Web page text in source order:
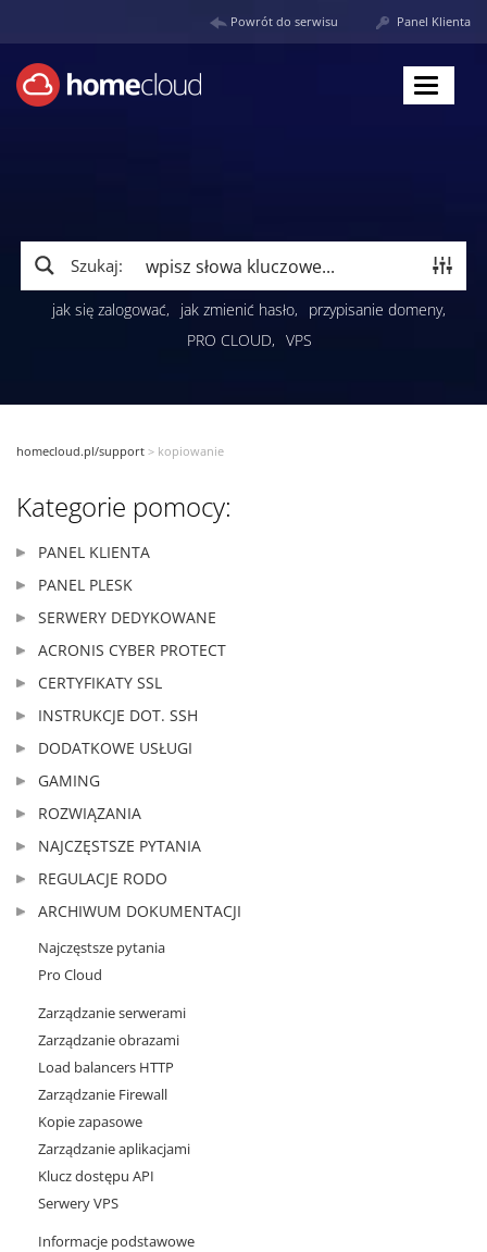
Powrót do serwisu Panel Klienta
Toggle
Szukaj:
jak się zalogować jak zmienić hasło
przypisanie domeny
PRO CLOUD
VPS
homecloud.pl/support > kopiowanie
Kategorie pomocy:
PANEL KLIENTA
PANEL PLESK
SERWERY DEDYKOWANE
ACRONIS CYBER PROTECT
CERTYFIKATY SSL
INSTRUKCJE DOT. SSH
DODATKOWE USŁUGI
GAMING
ROZWIĄZANIA
NAJCZĘSTSZE PYTANIA
REGULACJE RODO
ARCHIWUM DOKUMENTACJI
Najczęstsze pytania
Pro Cloud
Zarządzanie serwerami
Zarządzanie obrazami
Load balancers HTTP
Zarządzanie Firewall
Kopie zapasowe
Zarządzanie aplikacjami
Klucz dostępu API
Serwery VPS
Informacje podstawowe